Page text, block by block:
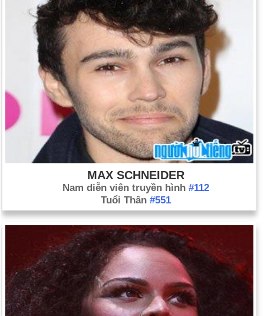
MAX SCHNEIDER
Nam diễn viên truyền hình #112
Tuổi Thân #551